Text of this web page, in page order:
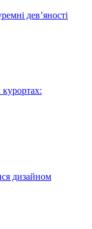
дев’яності
дизайном